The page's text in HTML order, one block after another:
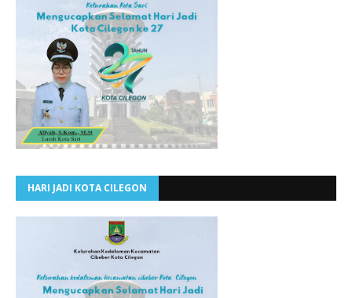
HARI JADI KOTA CILEGON